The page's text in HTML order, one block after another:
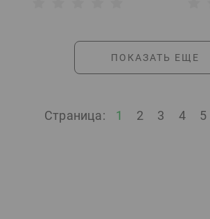
ПОКАЗАТЬ ЕЩЕ
Страница: 1 2 3 4 5